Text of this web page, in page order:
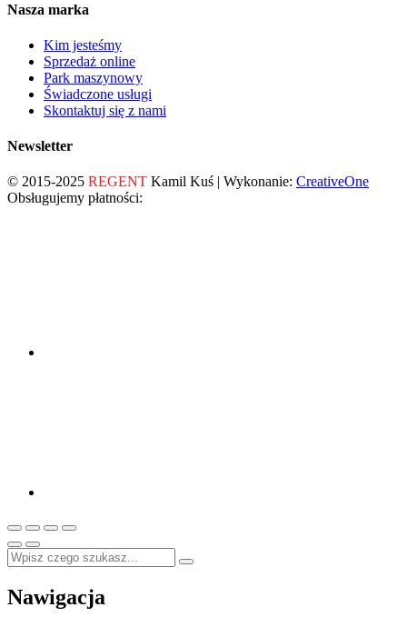
Nasza marka
Kim jesteśmy
Sprzedaż online
Park maszynowy
Świadczone usługi
Skontaktuj się z nami
Newsletter
© 2015-2025 REGENT Kamil Kuś | Wykonanie: CreativeOne
Obsługujemy płatności:
Nawigacja